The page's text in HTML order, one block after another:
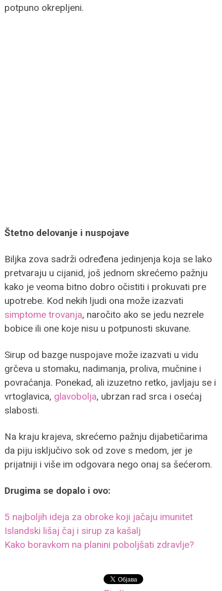
potpuno okrepljeni.
Štetno delovanje i nuspojave
Biljka zova sadrži određena jedinjenja koja se lako
pretvaraju u cijanid, još jednom skrećemo pažnju
kako je veoma bitno dobro očistiti i prokuvati pre
upotrebe. Kod nekih ljudi ona može izazvati
simptome trovanja, naročito ako se jedu nezrele
bobice ili one koje nisu u potpunosti skuvane.
Sirup od bazge nuspojave može izazvati u vidu
grčeva u stomaku, nadimanja, proliva, mučnine i
povraćanja. Ponekad, ali izuzetno retko, javljaju se i
vrtoglavica, glavobolja, ubrzan rad srca i osećaj
slabosti.
Na kraju krajeva, skrećemo pažnju dijabetičarima
da piju isključivo sok od zove s medom, jer je
prijatniji i više im odgovara nego onaj sa šećerom.
Drugima se dopalo i ovo:
5 najboljih ideja za obroke koji jačaju imunitet
Islandski lišaj čaj i sirup za kašalj
Kako boravkom na planini poboljšati zdravlje?